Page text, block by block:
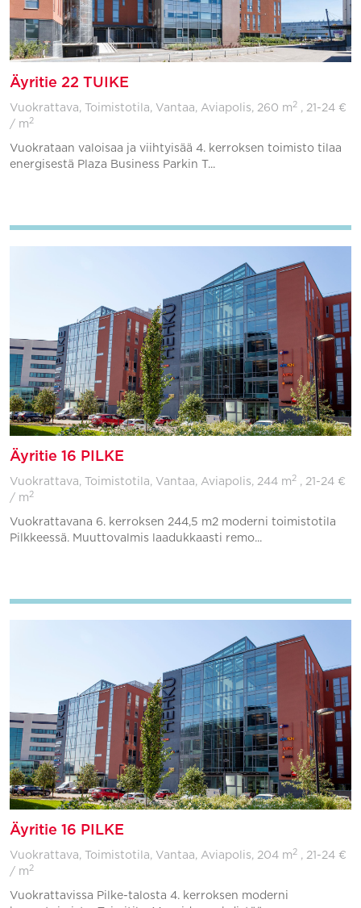
Äyritie 22 TUIKE
Vuokrattava, Toimistotila, Vantaa, Aviapolis, 260 m 2 , 21-24 €
/ m 2
Vuokrataan valoisaa ja viihtyisää 4. kerroksen toimisto tilaa
energisestä Plaza Business Parkin T...
Äyritie 16 PILKE
Vuokrattava, Toimistotila, Vantaa, Aviapolis, 244 m 2 , 21-24 €
/ m 2
Vuokrattavana 6. kerroksen 244,5 m2 moderni toimistotila
Pilkkeessä. Muuttovalmis laadukkaasti remo...
Äyritie 16 PILKE
Vuokrattava, Toimistotila, Vantaa, Aviapolis, 204 m 2 , 21-24 €
/ m 2
Vuokrattavissa Pilke-talosta 4. kerroksen moderni